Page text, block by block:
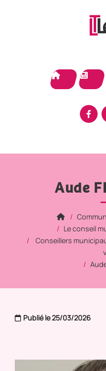
Aude
Le conseil
Conseillers
Publié le 25/03/2026